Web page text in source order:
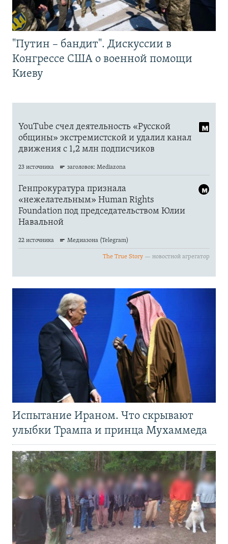
"Путин – бандит". Дискуссии в
Конгрессе США о военной помощи
Киеву
Испытание Ираном. Что скрывают
улыбки Трампа и принца Мухаммеда